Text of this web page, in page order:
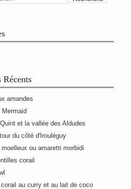
amandes
Mermaid
et la vallée des Aldudes
du côté d'Irouléguy
ou amaretti morbidi
corail
corail au curry et au lait de coco